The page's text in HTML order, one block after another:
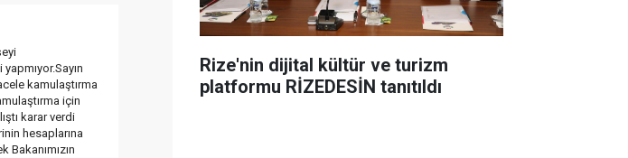
kamulaştırma
için
karar verdi
hesaplarına
Rize'nin dijital kültür ve turizm
platformu RİZEDESİN tanıtıldı